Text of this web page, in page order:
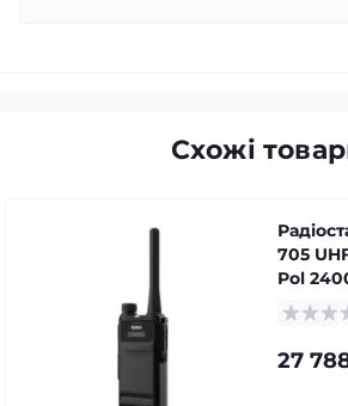
Схожі
705
Pol
27